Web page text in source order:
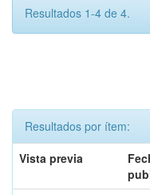
Resultados 1-4 de 4.
Resultados por ítem:
Vista previa